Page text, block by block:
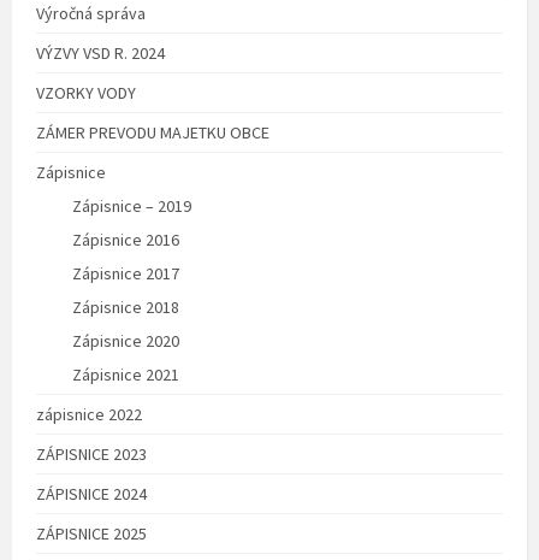
Výročná správa
VÝZVY VSD R. 2024
VZORKY VODY
ZÁMER PREVODU MAJETKU OBCE
Zápisnice
Zápisnice – 2019
Zápisnice 2016
Zápisnice 2017
Zápisnice 2018
Zápisnice 2020
Zápisnice 2021
zápisnice 2022
ZÁPISNICE 2023
ZÁPISNICE 2024
ZÁPISNICE 2025